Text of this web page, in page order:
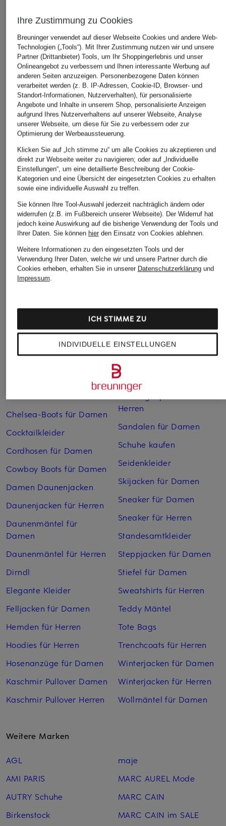
Marc O'Polo
Longsleeve
39,95 €
American Vintage
Longsleeve
MASACHUSETTS
54,99 €
+Aktionsrabatt
rosemunde
Longsleeve BLISS
Seide und
49,99 €
Bestpreis:84,99 €
Weitere Kategorien
Abendkleider
Boots für Damen
Braune Stiefel für Damen
Chelsea-Boots für Damen
Cocktailkleider
Cordhosen für Damen
Cowboy Boots für Damen
Damen Daunenjacken
Daunenjacken für Herren
Daunenmäntel für
Damen
Daunenmäntel für Herren
Dirndl
Elegante Kleider
Felljacken für Damen
Hemden für Herren
Hoodies für Herren
Hosenanzüge für Damen
Kaschmir Pullover Damen
Kaschmir Pullover Herren
Lederjacken für Damen
Mäntel für Damen
Parkas für Herren
Pullover für Damen
Rollkragenpullover für
Herren
Sandalen für Damen
Schuhe kaufen
Seidenkleider
Skijacken für Damen
Sneaker für Damen
Sneaker für Herren
Standesamtkleider
Steppjacken für Damen
Stiefel für Damen
Sweatshirts für Herren
Teddy Mäntel
Tote Bags
Trenchcoats für Herren
Winterjacken für Damen
Winterjacken für Herren
Wollmäntel für Damen
Weitere Marken
AGL
AMI PARIS
AUTRY Schuhe
Birkenstock
maje
MARC AUREL Mode
MARC CAIN
MARC CAIN im SALE
Ihre Zustimmung zu Cookies
Breuninger verwendet auf dieser Webseite Cookies und andere Web-
Technologien („Tools“). Mit Ihrer Zustimmung nutzen wir und unsere
Partner (Drittanbieter) Tools, um Ihr Shoppingerlebnis und unser
Onlineangebot zu verbessern und Ihnen interessante Werbung auf
anderen Seiten anzuzeigen. Personenbezogene Daten können
verarbeitet werden (z. B. IP-Adressen, Cookie-ID, Browser- und
Standort-Informationen, Nutzerverhalten), für personalisierte
Angebote und Inhalte in unserem Shop, personalisierte Anzeigen
aufgrund Ihres Nutzerverhaltens auf unserer Webseite, Analyse
unserer Webseite, um diese für Sie zu verbessern oder zur
Optimierung der Werbeaussteuerung.
Klicken Sie auf „Ich stimme zu“ um alle Cookies zu akzeptieren und
direkt zur Webseite weiter zu navigieren; oder auf „Individuelle
Einstellungen“, um eine detaillierte Beschreibung der Cookie-
Kategorien und eine Übersicht der eingesetzten Cookies zu erhalten
sowie eine individuelle Auswahl zu treffen.
Sie können Ihre Tool-Auswahl jederzeit nachträglich ändern oder
widerrufen (z.B. im Fußbereich unserer Webseite). Der Widerruf hat
jedoch keine Auswirkung auf die bisherige Verwendung der Tools und
Ihrer Daten. Sie können hierden Einsatz von Cookies ablehnen.
Weitere Informationen zu den eingesetzten Tools und der
Verwendung Ihrer Daten, welche wir und unsere Partner durch die
Cookies erheben, erhalten Sie in unserer Datenschutzerklärungund
Impressum.
INDIVIDUELLE EINSTELLUNGEN
ICH STIMME ZU